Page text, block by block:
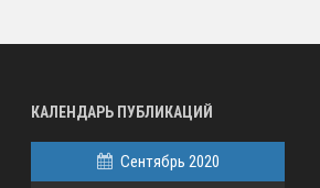
КАЛЕНДАРЬ ПУБЛИКАЦИЙ
Сентябрь 2020